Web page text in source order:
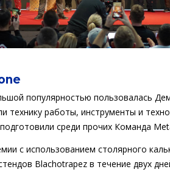
популярностью пользовалась
технику работы, инструменты и
среди прочих Команда
с использованием столярного
Blachotrapez в течение двух